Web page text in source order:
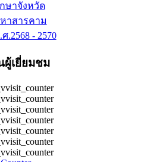
ษาจังหวัด
าสารคาม
.2568 - 2570
ผู้เยี่ยมชม